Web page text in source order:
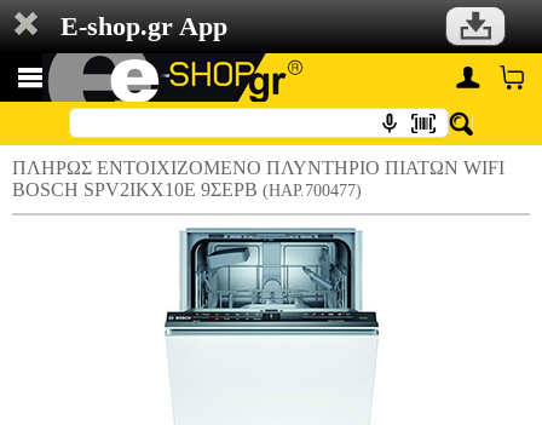
E-shop.gr App
ΠΛΗΡΩΣ ΕΝΤΟΙΧΙΖΟΜΕΝΟ ΠΛΥΝΤΗΡΙΟ ΠΙΑΤΩΝ WIFI
BOSCH SPV2IKX10E 9ΣΕΡΒ (HAP.700477)